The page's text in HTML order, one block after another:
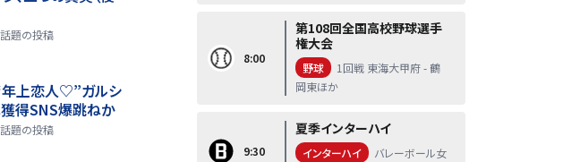
話題の投稿
年上恋人♡”ガルシ
獲得SNS爆跳ねか
話題の投稿
8:00
第108回全国高校野球選手
権大会
野球
1回戦 東海大甲府 - 鶴
岡東ほか
9:30
夏季インターハイ
インターハイ
バレーボール女